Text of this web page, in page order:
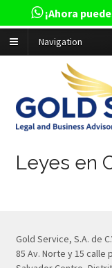
Navigation
Leyes en
Gold Service, S.A. de
85 Av. Norte y 15 calle
¡Ahora